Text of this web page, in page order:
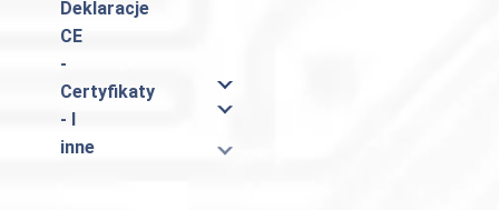
Deklaracje
CE
-
Certyfikaty
- I
inne